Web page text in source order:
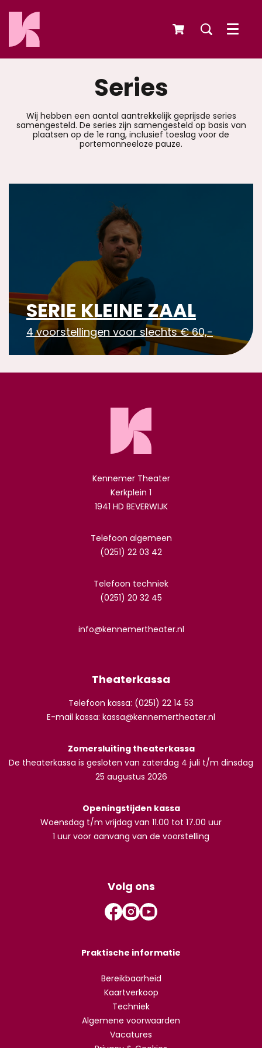
Menu
Series
Wij hebben een aantal aantrekkelijk geprijsde series
samengesteld. De series zijn samengesteld op basis van
plaatsen op de 1e rang, inclusief toeslag voor de
portemonneeloze pauze.
SERIE KLEINE ZAAL
4 voorstellingen voor slechts € 60,-
Kennemer Theater
Kerkplein 1
1941 HD BEVERWIJK
Telefoon algemeen
(0251) 22 03 42
Telefoon techniek
(0251) 20 32 45
info@kennemertheater.nl
Theaterkassa
Telefoon kassa: (0251) 22 14 53
E-mail kassa: kassa@kennemertheater.nl
Zomersluiting theaterkassa
De theaterkassa is gesloten van zaterdag 4 juli t/m dinsdag
25 augustus 2026
Openingstijden kassa
Woensdag t/m vrijdag van 11.00 tot 17.00 uur
1 uur voor aanvang van de voorstelling
Volg ons
Praktische informatie
Bereikbaarheid
Kaartverkoop
Techniek
Algemene voorwaarden
Vacatures